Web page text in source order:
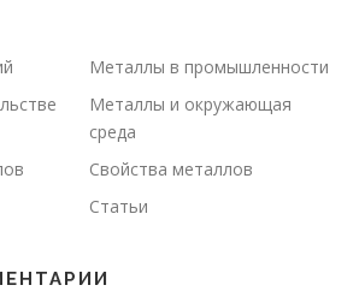
Металлы в промышленности
Металлы и окружающая
среда
Свойства металлов
Статьи